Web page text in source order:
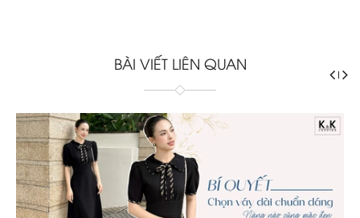
BÀI VIẾT LIÊN QUAN